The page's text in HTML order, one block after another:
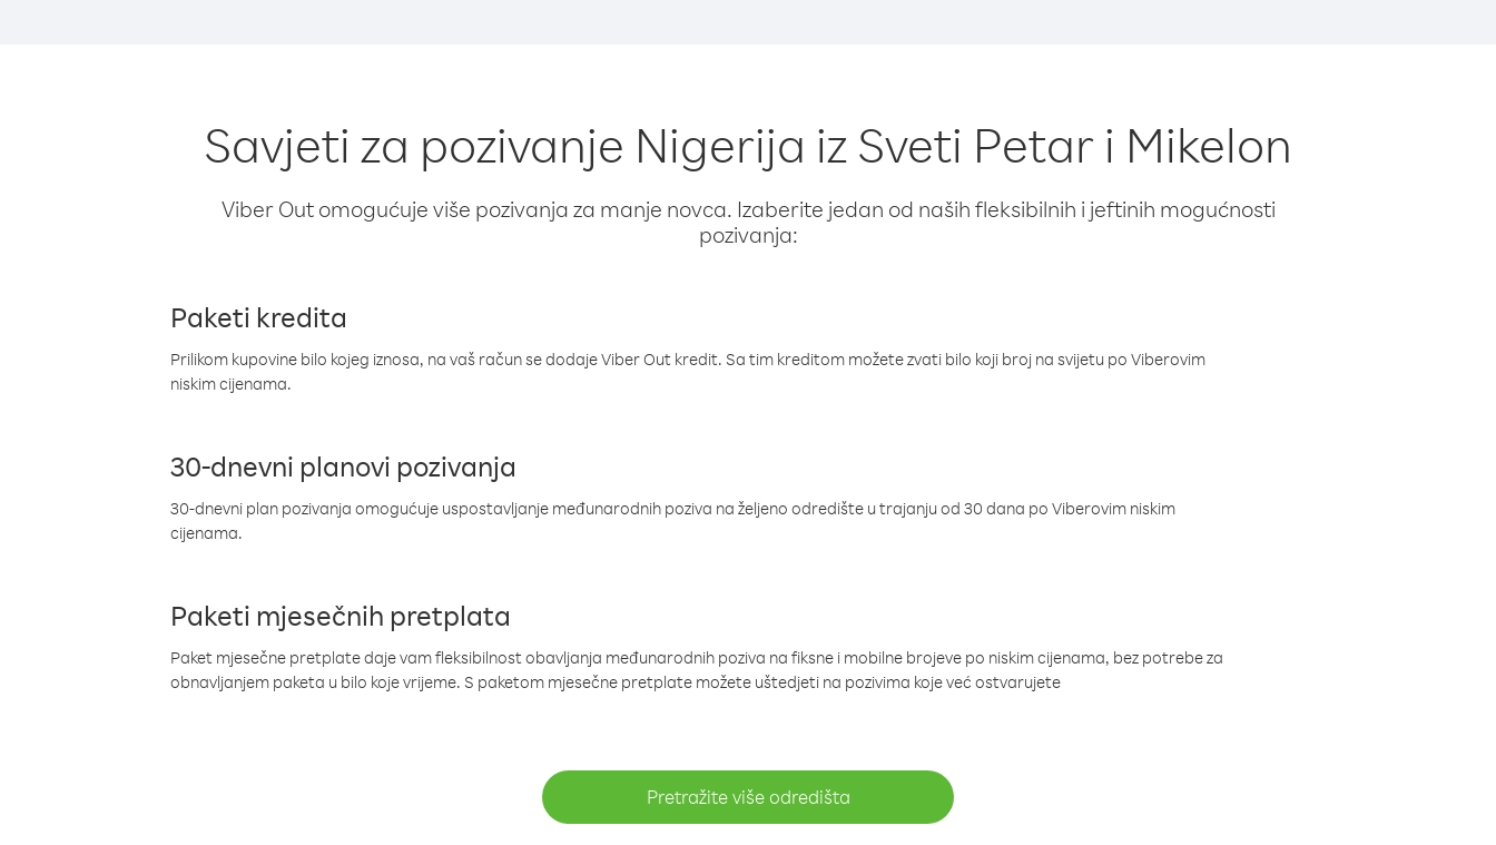
Savjeti za pozivanje Nigerija iz Sveti Petar i Mikelon
Viber Out omogućuje više pozivanja za manje novca. Izaberite jedan od naših fleksibilnih i jeftinih mogućnosti
pozivanja:
Paketi kredita
Prilikom kupovine bilo kojeg iznosa, na vaš račun se dodaje Viber Out kredit. Sa tim kreditom možete zvati bilo koji broj na svijetu po Viberovim
niskim cijenama.
30-dnevni planovi pozivanja
30-dnevni plan pozivanja omogućuje uspostavljanje međunarodnih poziva na željeno odredište u trajanju od 30 dana po Viberovim niskim
cijenama.
Paketi mjesečnih pretplata
Paket mjesečne pretplate daje vam fleksibilnost obavljanja međunarodnih poziva na fiksne i mobilne brojeve po niskim cijenama, bez potrebe za
obnavljanjem paketa u bilo koje vrijeme. S paketom mjesečne pretplate možete uštedjeti na pozivima koje već ostvarujete
Pretražite više odredišta